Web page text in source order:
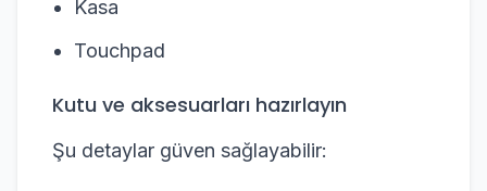
Kasa
Touchpad
Kutu ve aksesuarları hazırlayın
Şu detaylar güven sağlayabilir: